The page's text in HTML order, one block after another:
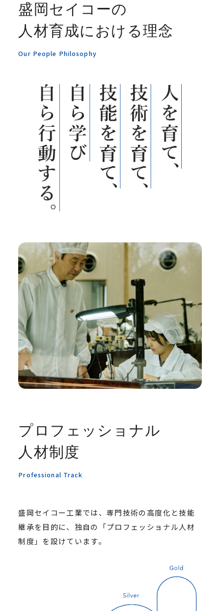
盛岡セイコーの
人材育成における理念
Our People Philosophy
プロフェッショナル
人材制度
Professional Track
盛岡セイコー工業では、専門技術の高度化と技能
継承を目的に、独自の「プロフェッショナル人材
制度」を設けています。